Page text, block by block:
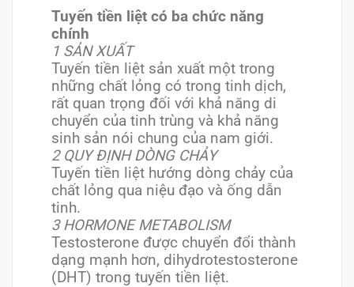
Tuyến tiền liệt có ba chức năng
chính
1 SẢN XUẤT
Tuyến tiền liệt sản xuất một trong
những chất lỏng có trong tinh dịch,
rất quan trọng đối với khả năng di
chuyển của tinh trùng và khả năng
sinh sản nói chung của nam giới.
2 QUY ĐỊNH DÒNG CHẢY
Tuyến tiền liệt hướng dòng chảy của
chất lỏng qua niệu đạo và ống dẫn
tinh.
3 HORMONE METABOLISM
Testosterone được chuyển đổi thành
dạng mạnh hơn, dihydrotestosterone
(DHT) trong tuyến tiền liệt.